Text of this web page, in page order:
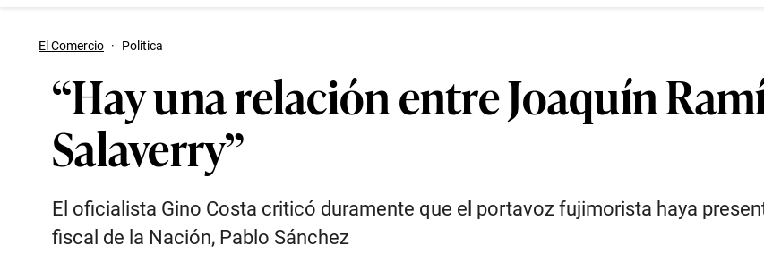
El Comercio · Politica
“Hay una relación entre Joaquín
Salaverry”
El oficialista Gino Costa criticó duramente que el portavoz fujimorista haya
fiscal de la Nación, Pablo Sánchez